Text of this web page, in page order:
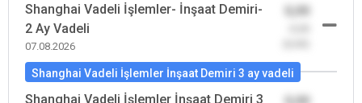
Shanghai Vadeli İşlemler- İnşaat Demiri-
2 Ay Vadeli
07.08.2026
0,00
Shanghai Vadeli İşlemler İnşaat Demiri 3 ay vadeli
Shanghai Vadeli İşlemler İnşaat Demiri 3